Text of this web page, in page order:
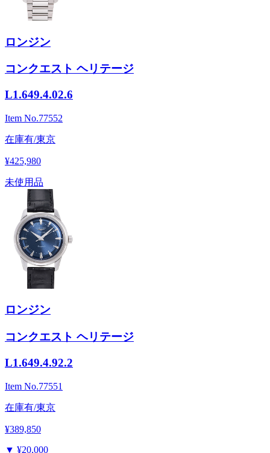
ロンジン
コンクエスト ヘリテージ
L1.649.4.02.6
Item No.77552
在庫有/東京
¥425,980
未使用品
ロンジン
コンクエスト ヘリテージ
L1.649.4.92.2
Item No.77551
在庫有/東京
¥389,850
▼ ¥20,000